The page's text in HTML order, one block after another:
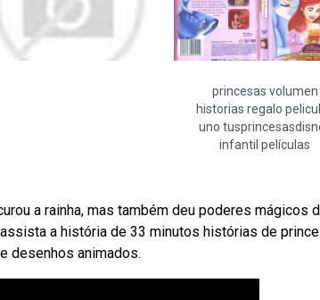
princesas volumen
historias regalo
uno
infantil películas
a rainha, mas também deu poderes mágicos
a história de 33 minutos histórias de
desenhos animados.